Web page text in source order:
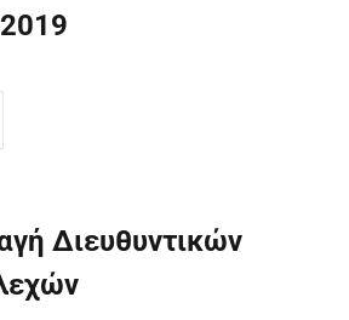
Διευθυντικών